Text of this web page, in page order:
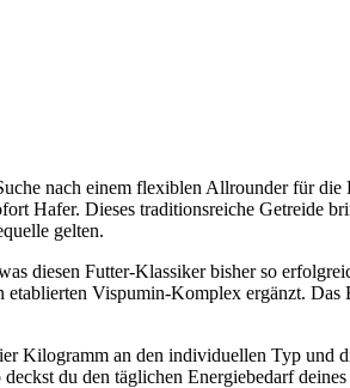
nach einem flexiblen Allrounder für die
Hafer. Dieses traditionsreiche Getreide
gelten.
diesen Futter-Klassiker bisher so
Vispumin-Komplex ergänzt. Das
Kilogramm an den individuellen Typ und
du den täglichen Energiebedarf